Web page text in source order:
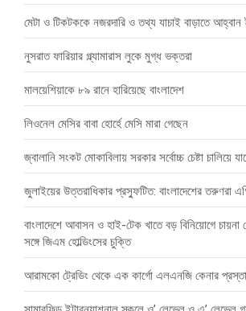
মেটা ও টিকটককে নজরদারি ও তথ্য যাচাই বাড়াতে আহ্বান
নুসরাত ফারিয়ার গ্ল্যামারাস লুকে মুগ্ধ ভক্তরা
মালয়েশিয়াকে ৮৯ রানে হারিয়েছে বাংলাদেশ
লিওনেল মেসির বাবা হোর্হে মেসি মারা গেছেন
জ্বালানি সংকট মোকাবিলায় সরকার সর্বোচ্চ চেষ্টা চালিয়ে
জুলাইয়ের উত্তরাধিকার প্রস্ফুটিত: বাংলাদেশের তরুণরা
বাংলাদেশে আবাসন ও হাই-টেক খাতে বড় বিনিয়োগে চায়না
সঙ্গে জিএম হোল্ডিংসের চুক্তি
আরামকো ট্রেডিং থেকে এক কার্গো এলএনজি কেনার